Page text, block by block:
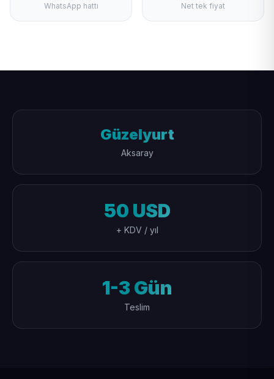
WhatsApp hattı
Net tek fiyat
Güzelyurt
Aksaray
50 USD
+ KDV / yıl
1-3 Gün
Teslim